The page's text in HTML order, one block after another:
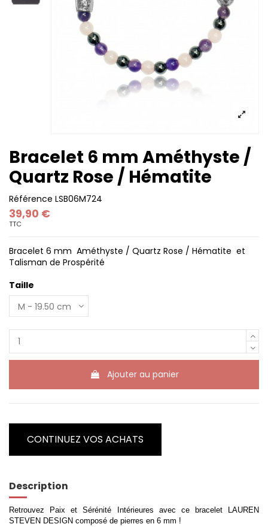
Bracelet 6 mm Améthyste /
Quartz Rose / Hématite
Référence LSB06M724
39,90 €
TTC
Bracelet 6 mm Améthyste / Quartz Rose / Hématite et
Talisman de Prospérité
Taille
Ajouter au panier
CONTINUEZ VOS ACHATS
Description
Retrouvez Paix et Sérénité Intérieures avec ce bracelet LAUREN
STEVEN DESIGN composé de pierres en 6 mm !